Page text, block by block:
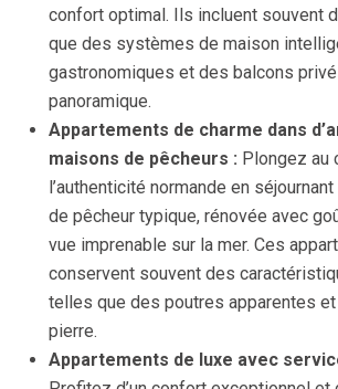
confort optimal. Ils incluent souvent
que des systèmes de maison
gastronomiques et des balcons
panoramique.
Appartements de charme dans
maisons de pêcheurs : Plongez au
l’authenticité normande en
de pêcheur typique, rénovée avec
vue imprenable sur la mer. Ces
conservent souvent des
telles que des poutres apparentes
pierre.
Appartements de luxe avec